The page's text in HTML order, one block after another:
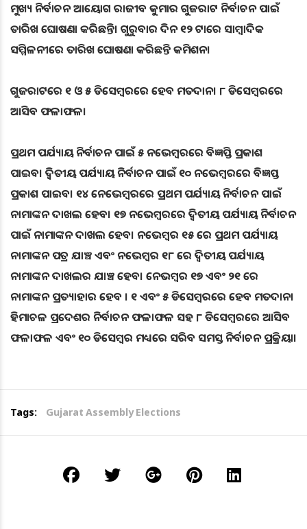
ମୁଖ୍ୟ ନିର୍ବାଚନ ଆୟୋଗ ରାଜୀବ କୁମାର ଗୁଜରାଟ ନିର୍ବାଚନ ପାଇଁ
ତାରିଖ ଘୋଷଣା କରିଛନ୍ତି। ଗୁରୁବାର ଦିନ ୧୨ ଟାରେ ସାମ୍ବାଦିକ
ସମ୍ମିଳନୀରେ ତାରିଖ ଘୋଷଣା କରିଛନ୍ତି କମିଶନ।
ଗୁଜରାଟରେ ୧ ଓ ୫ ଡିସେମ୍ବରରେ ହେବ ମତଦାନ। ୮ ଡିସେମ୍ବରରେ
ଆସିବ ଫଳାଫଳ।
ପ୍ରଥମ ପର୍ଯ୍ୟାୟ ନିର୍ବାଚନ ପାଇଁ ୫ ନଭେମ୍ବରରେ ବିଜ୍ଞପ୍ତି ପ୍ରକାଶ
ପାଇବ। ଦ୍ବିତୀୟ ପର୍ଯ୍ୟାୟ ନିର୍ବାଚନ ପାଇଁ ୧୦ ନଭେମ୍ବରରେ ବିଜ୍ଞପ୍ତ
ପ୍ରକାଶ ପାଇବ। ୧୪ ନେଭେମ୍ବରରେ ପ୍ରଥମ ପର୍ଯ୍ୟାୟ ନିର୍ବାଚନ ପାଇଁ
ନାମାଙ୍କନ ଦାଖଲ ହେବ। ୧୭ ନଭେମ୍ବରରେ ଦ୍ବିତୀୟ ପର୍ଯ୍ୟାୟ ନିର୍ବାଚନ
ପାଇଁ ନାମାଙ୍କନ ଦାଖଲ ହେବ। ନଭେମ୍ବର ୧୫ ରେ ପ୍ରଥମ ପର୍ଯ୍ୟାୟ
ନାମାଙ୍କନ ପତ୍ର ଯାଞ୍ଚ ଏବଂ ନଭେମ୍ବର ୧୮ ରେ ଦ୍ବିତୀୟ ପର୍ଯ୍ୟାୟ
ନାମାଙ୍କନ ଦାଖଲର ଯାଞ୍ଚ ହେବ। ନେଭମ୍ବର ୧୭ ଏବଂ ୨୧ ରେ
ନାମାଙ୍କନ ପ୍ରତ୍ୟାହାର ହେବ । ୧ ଏବଂ ୫ ଡିସେମ୍ବରରେ ହେବ ମତଦାନ।
ହିମାଚଳ ପ୍ରଦେଶର ନିର୍ବାଚନ ଫଳାଫଳ ସହ ୮ ଡିସେମ୍ବରରେ ଆସିବ
ଫଳାଫଳ ଏବଂ ୧୦ ଡିସେମ୍ବର ମଧ୍ୟରେ ସରିବ ସମସ୍ତ ନିର୍ବାଚନ ପ୍ରକ୍ରିୟା।
Tags: Gujarat Assembly Elections